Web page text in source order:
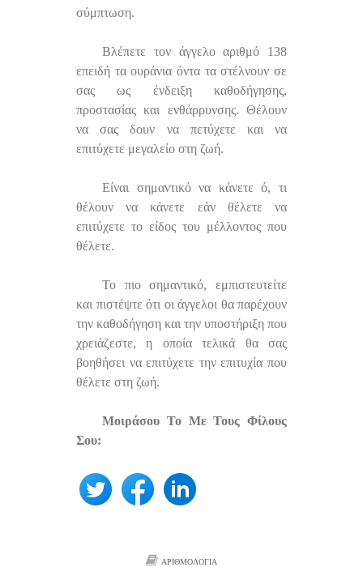
σύμπτωση.
Βλέπετε τον άγγελο αριθμό 138
επειδή τα ουράνια όντα τα στέλνουν σε
σας ως ένδειξη καθοδήγησης,
προστασίας και ενθάρρυνσης. Θέλουν
να σας δουν να πετύχετε και να
επιτύχετε μεγαλείο στη ζωή.
Είναι σημαντικό να κάνετε ό, τι
θέλουν να κάνετε εάν θέλετε να
επιτύχετε το είδος του μέλλοντος που
θέλετε.
Το πιο σημαντικό, εμπιστευτείτε
και πιστέψτε ότι οι άγγελοι θα παρέχουν
την καθοδήγηση και την υποστήριξη που
χρειάζεστε, η οποία τελικά θα σας
βοηθήσει να επιτύχετε την επιτυχία που
θέλετε στη ζωή.
Μοιράσου Το Με Τους Φίλους
Σου:
ΑΡΙΘΜΟΛΟΓΊΑ